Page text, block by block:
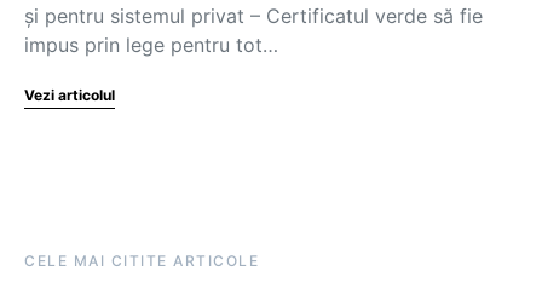
și pentru sistemul privat – Certificatul verde să fie
impus prin lege pentru tot…
Vezi articolul
CELE MAI CITITE ARTICOLE